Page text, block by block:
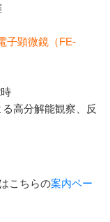
子顕微鏡（FE-
高分解能観察、反
こちらの案内ペー